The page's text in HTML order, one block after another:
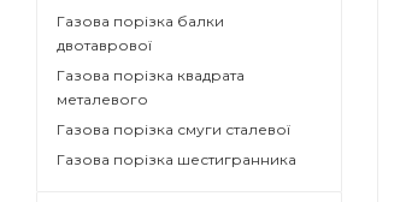
Газова порізка балки
двотаврової
Газова порізка квадрата
металевого
Газова порізка смуги сталевої
Газова порізка шестигранника